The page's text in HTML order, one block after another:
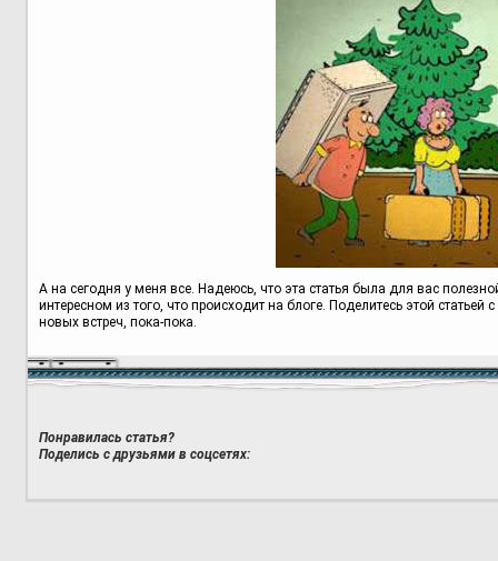
А на сегодня у меня все. Надеюсь, что эта статья была для вас
интересном из того, что происходит на блоге. Поделитесь этой
новых встреч, пока-пока.
Понравилась статья?
Поделись с друзьями в соцсетях: